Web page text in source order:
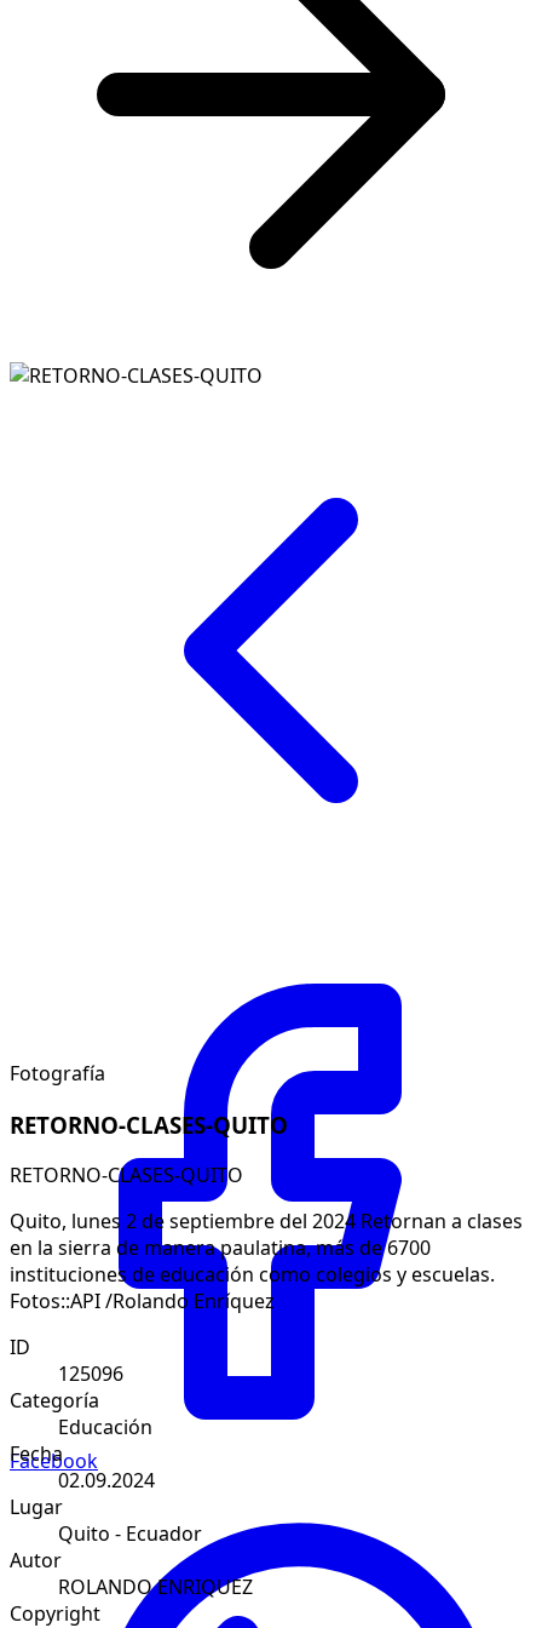
Facebook
Fotografía
RETORNO-CLASES-QUITO
RETORNO-CLASES-QUITO
Quito, lunes 2 de septiembre del 2024 Retornan a clases
en la sierra de manera paulatina, más de 6700
instituciones de educación como colegios y escuelas.
Fotos::API /Rolando Enríquez
ID
125096
Categoría
Educación
Fecha
02.09.2024
Lugar
Quito - Ecuador
Autor
ROLANDO ENRIQUEZ
Copyright